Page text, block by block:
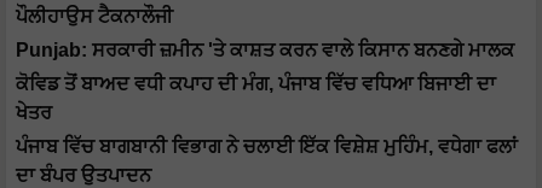
ਪੌਲੀਹਾਉਸ ਟੈਕਨਾਲੌਜੀ
Punjab: ਸਰਕਾਰੀ ਜ਼ਮੀਨ 'ਤੇ ਕਾਸ਼ਤ ਕਰਨ ਵਾਲੇ ਕਿਸਾਨ ਬਨਣਗੇ ਮਾਲਕ
ਕੋਵਿਡ ਤੋਂ ਬਾਅਦ ਵਧੀ ਕਪਾਹ ਦੀ ਮੰਗ, ਪੰਜਾਬ ਵਿੱਚ ਵਧਿਆ ਬਿਜਾਈ ਦਾ
ਖੇਤਰ
ਪੰਜਾਬ ਵਿੱਚ ਬਾਗਬਾਨੀ ਵਿਭਾਗ ਨੇ ਚਲਾਈ ਇੱਕ ਵਿਸ਼ੇਸ਼ ਮੁਹਿੰਮ, ਵਧੇਗਾ ਫਲਾਂ
ਦਾ ਬੰਪਰ ਉਤਪਾਦਨ